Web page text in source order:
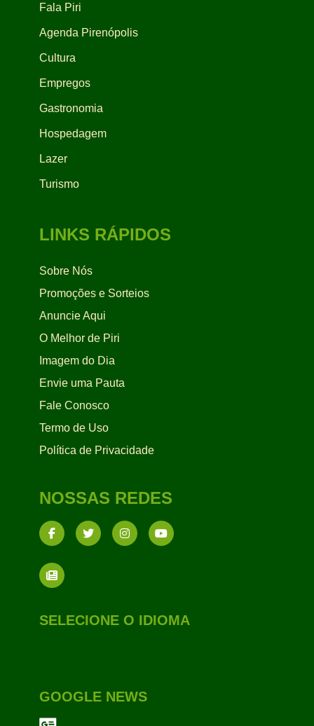
Fala Piri
Agenda Pirenópolis
Cultura
Empregos
Gastronomia
Hospedagem
Lazer
Turismo
LINKS RÁPIDOS
Sobre Nós
Promoções e Sorteios
Anuncie Aqui
O Melhor de Piri
Imagem do Dia
Envie uma Pauta
Fale Conosco
Termo de Uso
Política de Privacidade
NOSSAS REDES
SELECIONE O IDIOMA
GOOGLE NEWS